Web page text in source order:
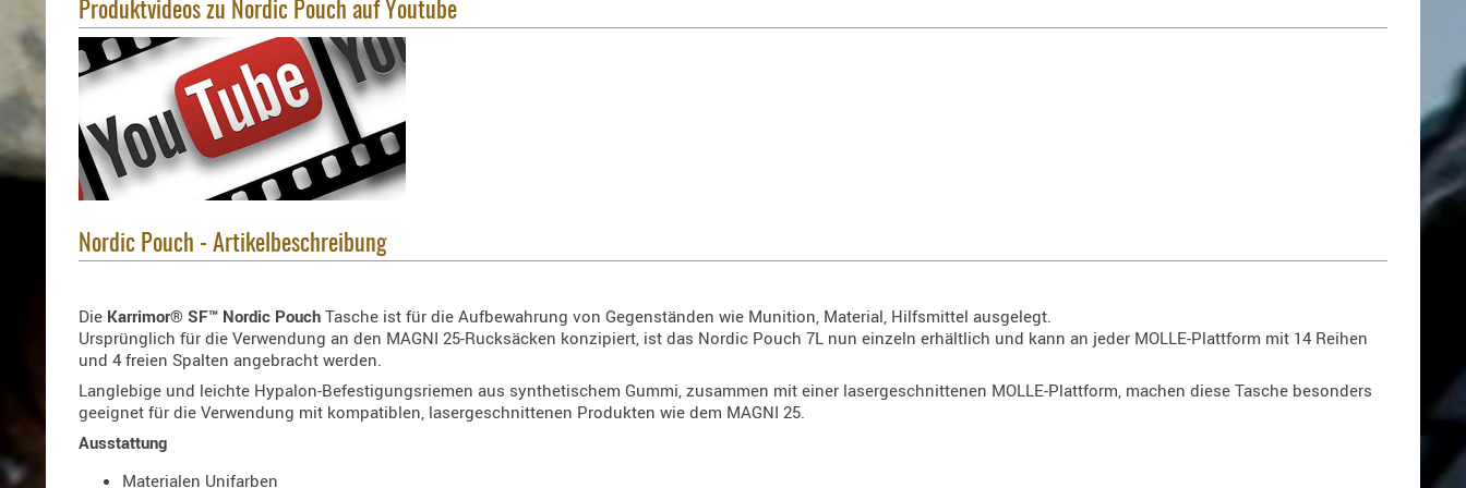
Produktvideos zu Nordic Pouch auf Youtube
Nordic Pouch - Artikelbeschreibung
Die Karrimor® SF™ Nordic Pouch Tasche ist für die Aufbewahrung von Gegenständen wie Munition, Material, Hilfsmittel ausgelegt.
Ursprünglich für die Verwendung an den MAGNI 25-Rucksäcken konzipiert, ist das Nordic Pouch 7L nun einzeln erhältlich und kann an jeder MOLLE-Plattform mit 14 Reihen
und 4 freien Spalten angebracht werden.
Langlebige und leichte Hypalon-Befestigungsriemen aus synthetischem Gummi, zusammen mit einer lasergeschnittenen MOLLE-Plattform, machen diese Tasche besonders
geeignet für die Verwendung mit kompatiblen, lasergeschnittenen Produkten wie dem MAGNI 25.
Ausstattung
Materialen Unifarben